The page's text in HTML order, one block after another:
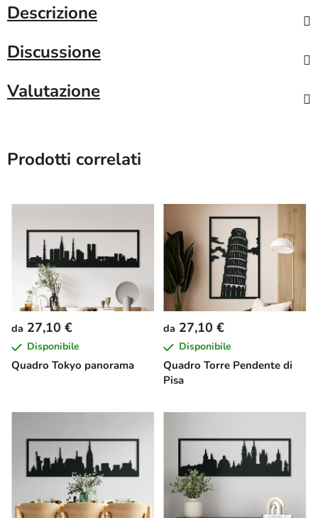
Descrizione
Discussione
Valutazione
Prodotti correlati
Quadro Tokyo panorama
da 27,10 €
Disponibile
Quadro Torre Pendente di
Pisa
da 27,10 €
Disponibile